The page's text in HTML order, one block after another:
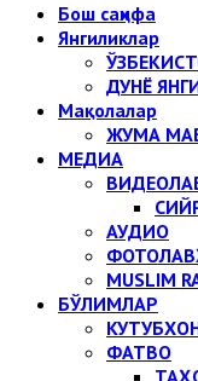
Бош саҳифа
Янгиликлар
ДУНЁ
Мақолалар
ЖУМА
МЕДИА
АУДИО
MUSLIM
БЎЛИМЛАР
ФАТВО